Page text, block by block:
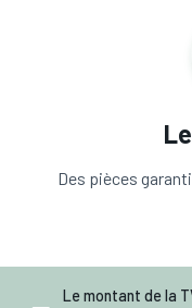
Des pièces
Le montant de la